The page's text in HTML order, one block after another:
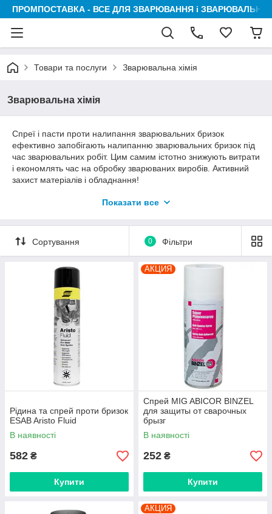
ПРОМПОСТАВКА - ВСЕ ДЛЯ ЗВАРЮВАННЯ і
Товари та послуги Зварювальна хімія
Зварювальна хімія
Спреї і пасти проти налипання зварювальних бризок
ефективно запобігають налипанню зварювальних бризок під
час зварювальних робіт. Цим самим істотно знижують витрати
і економлять час на обробку зварюваних виробів. Активний
захист матеріалів і обладнання!
зменшують електричну корозію всіх металевих частин
Показати все
Сортування 0 Фільтри
Рідина та спрей проти бризок
ESAB Aristo Fluid
В наявності
582 ₴
Купити
АКЦИЯ
Спрей MIG ABICOR BINZEL
для защиты от сварочных
брызг
В наявності
252 ₴
Купити
АКЦИЯ